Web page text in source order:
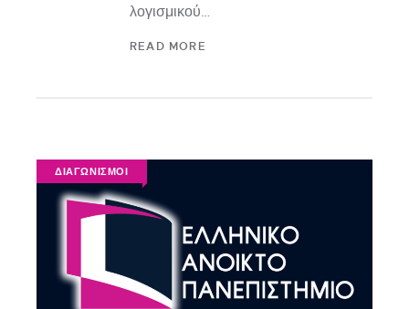
λογισμικού…
READ MORE
ΔΙΑΓΩΝΙΣΜΟΙ